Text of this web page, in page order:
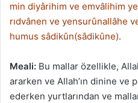
min diyârihim ve emvâlihim
rıdvânen ve yensurûnallâhe
humus sâdikûn(sâdikûne).
Meali: Bu mallar özellikle,
ararken ve Allah’ın dinine ve
ederken yurtlarından ve